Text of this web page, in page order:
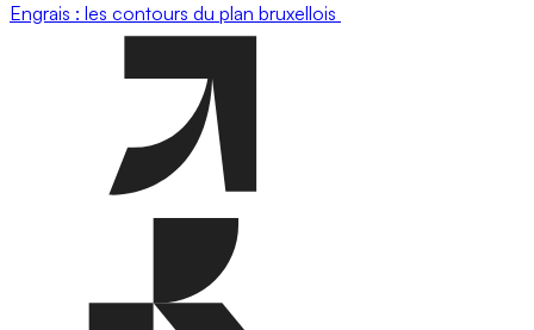
Engrais : les contours du plan bruxellois